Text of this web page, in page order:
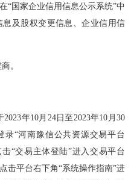
“国家企业信用信息公示系统”中
及股权变更信息、企业信用信
。
2023年10月 24日至 2023年10 月30
录“河南豫信公共资源交易平台
击“交易主体登陆”进入交易平台
击平台右下角“系统操作指南”进